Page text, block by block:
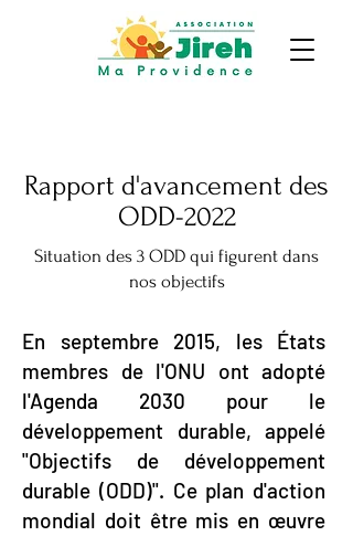
Rapport d'avancement des
ODD-2022
Situation des 3 ODD qui figurent dans
nos objectifs
En septembre 2015, les États
membres de l'ONU ont adopté
l'Agenda 2030 pour le
développement durable, appelé
"Objectifs de développement
durable (ODD)". Ce plan d'action
mondial doit être mis en œuvre